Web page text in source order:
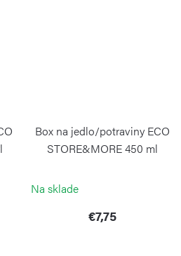
Box na jedlo/potraviny ECO
STORE&MORE 450 ml
Na sklade
€7,75